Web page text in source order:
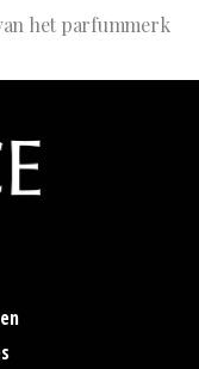
het parfummerk